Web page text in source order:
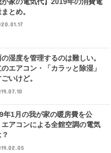
とめ。
湿度を管理するのは難しい。
のエアコン・「カラッと除湿」
いけど。
年1月の我が家の暖房費を公
エアコンによる全館空調の電気